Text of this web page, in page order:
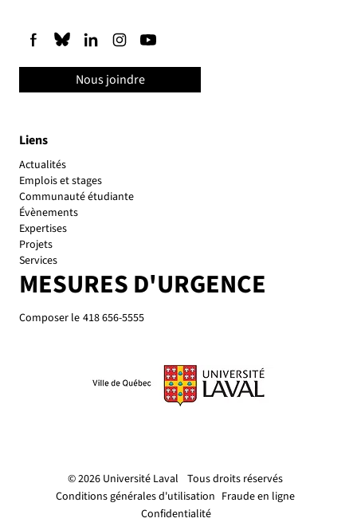
© 2026 Université Laval Tous droits réservés
Conditions générales d'utilisation Fraude en ligne
Confidentialité
Liens
Actualités
Emplois et stages
Communauté étudiante
Évènements
Expertises
Projets
Services
MESURES D'URGENCE
Composer le 418 656-5555
Nous joindre